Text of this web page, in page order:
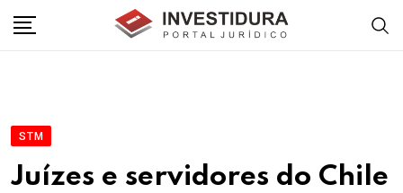
STM
Juízes e servidores do Chile